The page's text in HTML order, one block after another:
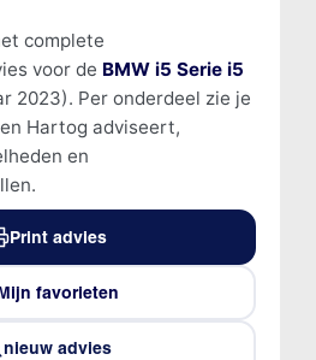
complete
voor de BMW i5 Serie i5
2023). Per onderdeel zie je
Hartog adviseert,
en
Print advies
favorieten
nieuw advies